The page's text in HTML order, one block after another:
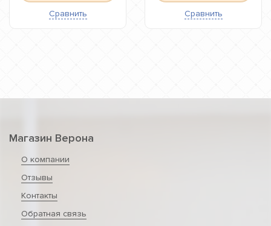
Сравнить Сравнить
Магазин Верона
О компании
Отзывы
Контакты
Обратная связь